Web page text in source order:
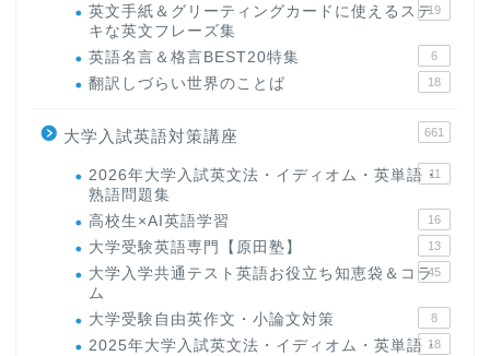
英文手紙＆グリーティングカードに使えるステ
キな英文フレーズ集
19
英語名言＆格言BEST20特集 6
翻訳しづらい世界のことば 18
大学入試英語対策講座 661
2026年大学入試英文法・イディオム・英単語・
熟語問題集
11
高校生×AI英語学習 16
大学受験英語専門【原田塾】 13
大学入学共通テスト英語お役立ち知恵袋＆コラ
ム
45
大学受験自由英作文・小論文対策 8
2025年大学入試英文法・イディオム・英単語・
18